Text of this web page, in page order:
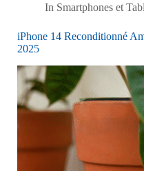
In Smartphones et
iPhone 14 Reconditionné
2025